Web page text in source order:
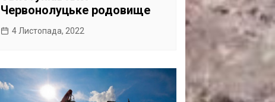
НАДРА ІНШИХ
ПРО ПРОЕКТ
Червонолуцьке родовище
4 Листопада, 2022